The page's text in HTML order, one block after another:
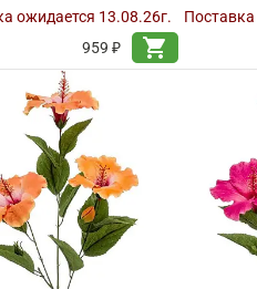
ожидается 13.08.26г.
959 ₽
shopping_cart